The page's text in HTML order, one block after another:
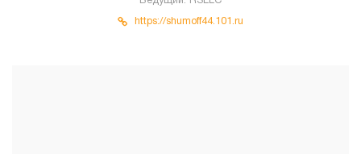
https://shumoff44.101.ru